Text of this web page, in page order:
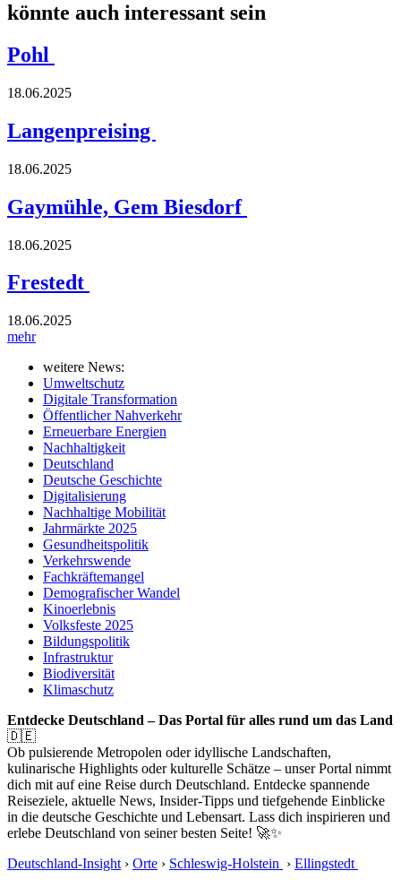
könnte auch interessant sein
Pohl
18.06.2025
Langenpreising
18.06.2025
Gaymühle, Gem Biesdorf
18.06.2025
Frestedt
18.06.2025
mehr
weitere News:
Umweltschutz
Digitale Transformation
Öffentlicher Nahverkehr
Erneuerbare Energien
Nachhaltigkeit
Deutschland
Deutsche Geschichte
Digitalisierung
Nachhaltige Mobilität
Jahrmärkte 2025
Gesundheitspolitik
Verkehrswende
Fachkräftemangel
Demografischer Wandel
Kinoerlebnis
Volksfeste 2025
Bildungspolitik
Infrastruktur
Biodiversität
Klimaschutz
Entdecke Deutschland – Das Portal für alles rund um das Land
🇩🇪
Ob pulsierende Metropolen oder idyllische Landschaften,
kulinarische Highlights oder kulturelle Schätze – unser Portal nimmt
dich mit auf eine Reise durch Deutschland. Entdecke spannende
Reiseziele, aktuelle News, Insider-Tipps und tiefgehende Einblicke
in die deutsche Geschichte und Lebensart. Lass dich inspirieren und
erlebe Deutschland von seiner besten Seite! 🚀✨
Deutschland-Insight › Orte › Schleswig-Holstein › Ellingstedt